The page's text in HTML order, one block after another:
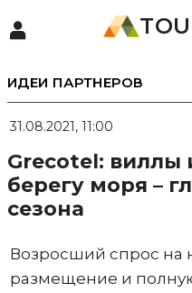
ИДЕИ ПАРТНЕРОВ
31.08.2021, 11:00
Grecotel: виллы
берегу моря –
сезона
Возросший спрос на
размещение и